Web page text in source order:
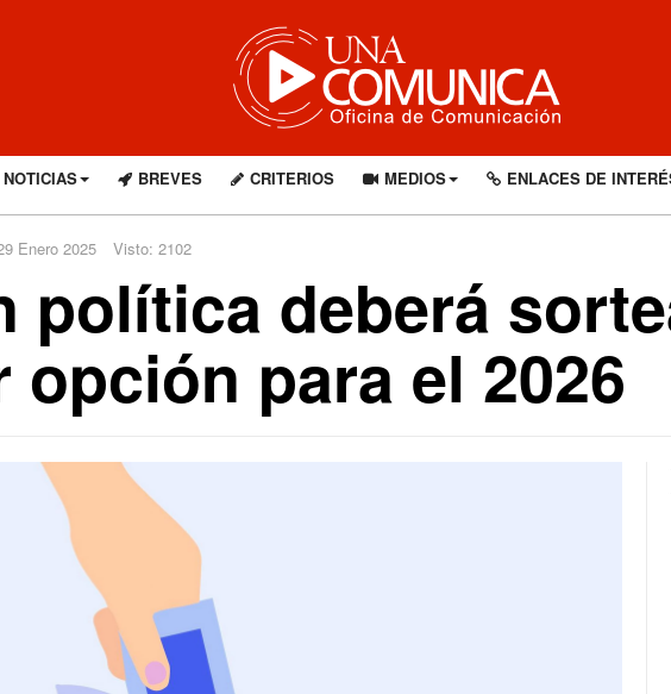
NOTICIAS BREVES CRITERIOS MEDIOS ENLACES DE
Enero 2025 Visto: 2102
política deberá
opción para el 2026